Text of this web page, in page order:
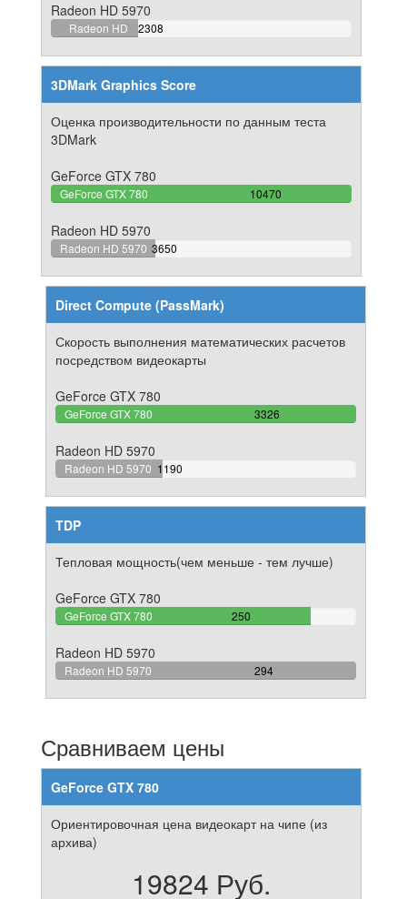
Radeon HD 5970
Radeon HD
2308
28.969499184135%
3DMark Graphics Score
Оценка производительности по данным теста
3DMark
GeForce GTX 780
GeForce GTX 780 10470
100%
Radeon HD 5970
Radeon HD 5970 3650
34.861509073543%
Direct Compute (PassMark)
Скорость выполнения математических расчетов
посредством видеокарты
GeForce GTX 780
GeForce GTX 780 3326
100%
Radeon HD 5970
Radeon HD 5970 1190
35.778713168972%
TDP
Тепловая мощность(чем меньше - тем лучше)
GeForce GTX 780
GeForce GTX 780 250
85.034013605442%
Radeon HD 5970
Radeon HD 5970 294
100%
Сравниваем цены
GeForce GTX 780
Ориентировочная цена видеокарт на чипе (из
архива)
19824 Руб.